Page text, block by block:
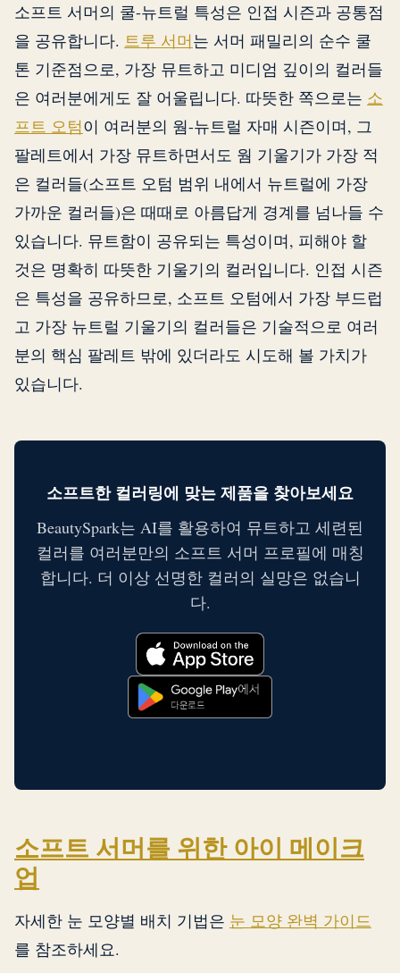
소프트 서머의 쿨-뉴트럴 특성은 인접 시즌과 공통점
을 공유합니다. 트루 서머는 서머 패밀리의 순수 쿨
톤 기준점으로, 가장 뮤트하고 미디엄 깊이의 컬러들
은 여러분에게도 잘 어울립니다. 따뜻한 쪽으로는 소
프트 오텀이 여러분의 웜-뉴트럴 자매 시즌이며, 그
팔레트에서 가장 뮤트하면서도 웜 기울기가 가장 적
은 컬러들(소프트 오텀 범위 내에서 뉴트럴에 가장
가까운 컬러들)은 때때로 아름답게 경계를 넘나들 수
있습니다. 뮤트함이 공유되는 특성이며, 피해야 할
것은 명확히 따뜻한 기울기의 컬러입니다. 인접 시즌
은 특성을 공유하므로, 소프트 오텀에서 가장 부드럽
고 가장 뉴트럴 기울기의 컬러들은 기술적으로 여러
분의 핵심 팔레트 밖에 있더라도 시도해 볼 가치가
있습니다.
소프트한 컬러링에 맞는 제품을 찾아보세요
BeautySpark는 AI를 활용하여 뮤트하고 세련된
컬러를 여러분만의 소프트 서머 프로필에 매칭
합니다. 더 이상 선명한 컬러의 실망은 없습니
다.
소프트 서머를 위한 아이 메이크
업
자세한 눈 모양별 배치 기법은 눈 모양 완벽 가이드
를 참조하세요.